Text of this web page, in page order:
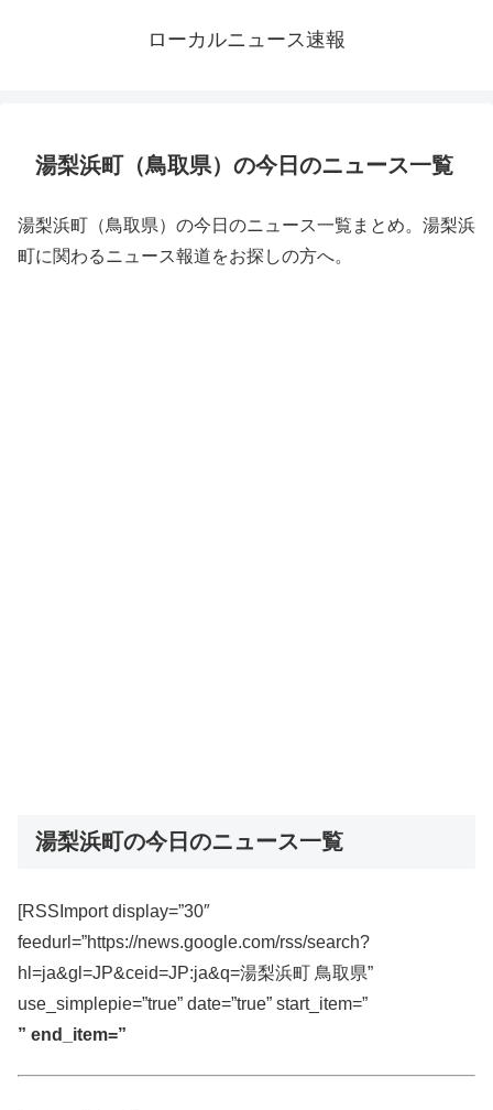
ローカルニュース速報
湯梨浜町（鳥取県）の今日のニュース一覧
湯梨浜町（鳥取県）の今日のニュース一覧まとめ。湯梨浜
町に関わるニュース報道をお探しの方へ。
湯梨浜町の今日のニュース一覧
[RSSImport display=”30″
feedurl=”https://news.google.com/rss/search?
hl=ja&gl=JP&ceid=JP:ja&q=湯梨浜町 鳥取県”
use_simplepie=”true” date=”true” start_item=”
” end_item=”